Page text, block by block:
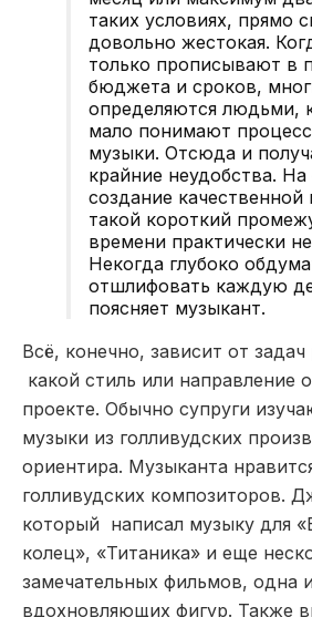
таких условиях, прямо
довольно жестокая.
только прописывают в
бюджета и сроков,
определяются людьми,
мало понимают
музыки. Отсюда и
крайние неудобства.
создание качественной
такой короткий
времени практически
Некогда глубоко
отшлифовать каждую
поясняет музыкант.
Всё, конечно, зависит от
какой стиль или направление
проекте. Обычно супруги
музыки из голливудских
ориентира. Музыканта
голливудских композиторов.
который написал музыку для
колец», «Титаника» и еще
замечательных фильмов, одна
вдохновляющих фигур. Также